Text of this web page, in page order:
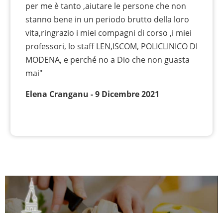
per me è tanto ,aiutare le persone che non
stanno bene in un periodo brutto della loro
vita,ringrazio i miei compagni di corso ,i miei
professori, lo staff LEN,ISCOM, POLICLINICO DI
MODENA, e perché no a Dio che non guasta
mai"
Elena Cranganu - 9 Dicembre 2021